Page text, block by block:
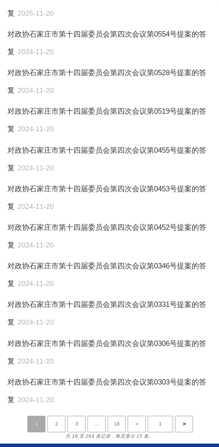
复 2025-11-20
对政协石家庄市第十四届委员会第四次会议第0554号提案的答
复 2024-11-20
对政协石家庄市第十四届委员会第四次会议第0528号提案的答
复 2024-11-20
对政协石家庄市第十四届委员会第四次会议第0519号提案的答
复 2024-11-20
对政协石家庄市第十四届委员会第四次会议第0455号提案的答
复 2024-11-20
对政协石家庄市第十四届委员会第四次会议第0453号提案的答
复 2024-11-20
对政协石家庄市第十四届委员会第四次会议第0452号提案的答
复 2024-11-20
对政协石家庄市第十四届委员会第四次会议第0346号提案的答
复 2024-11-20
对政协石家庄市第十四届委员会第四次会议第0331号提案的答
复 2024-11-20
对政协石家庄市第十四届委员会第四次会议第0306号提案的答
复 2024-11-20
对政协石家庄市第十四届委员会第四次会议第0303号提案的答
复 2024-11-20
1 2 3 18 » ➤
共 18 页 264 条记录，每页显示 15 条。